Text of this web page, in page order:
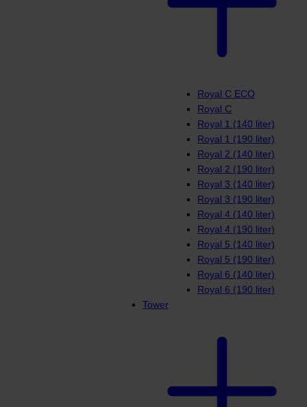
Royal C ECO
Royal C
Royal 1 (140 liter)
Royal 1 (190 liter)
Royal 2 (140 liter)
Royal 2 (190 liter)
Royal 3 (140 liter)
Royal 3 (190 liter)
Royal 4 (140 liter)
Royal 4 (190 liter)
Royal 5 (140 liter)
Royal 5 (190 liter)
Royal 6 (140 liter)
Royal 6 (190 liter)
Tower